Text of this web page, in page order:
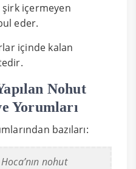
içermeyen
eder.
içinde kalan
Nohut
Yorumları
bazıları:
nohut